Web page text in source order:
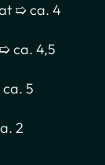
➯ ca. 4
ca. 4,5
5
2